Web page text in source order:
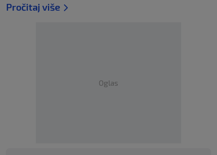
Pročitaj više
Oglas